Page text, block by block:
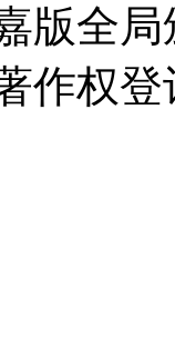
版全局
作权